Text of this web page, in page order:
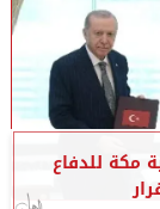
مكة للدفاع